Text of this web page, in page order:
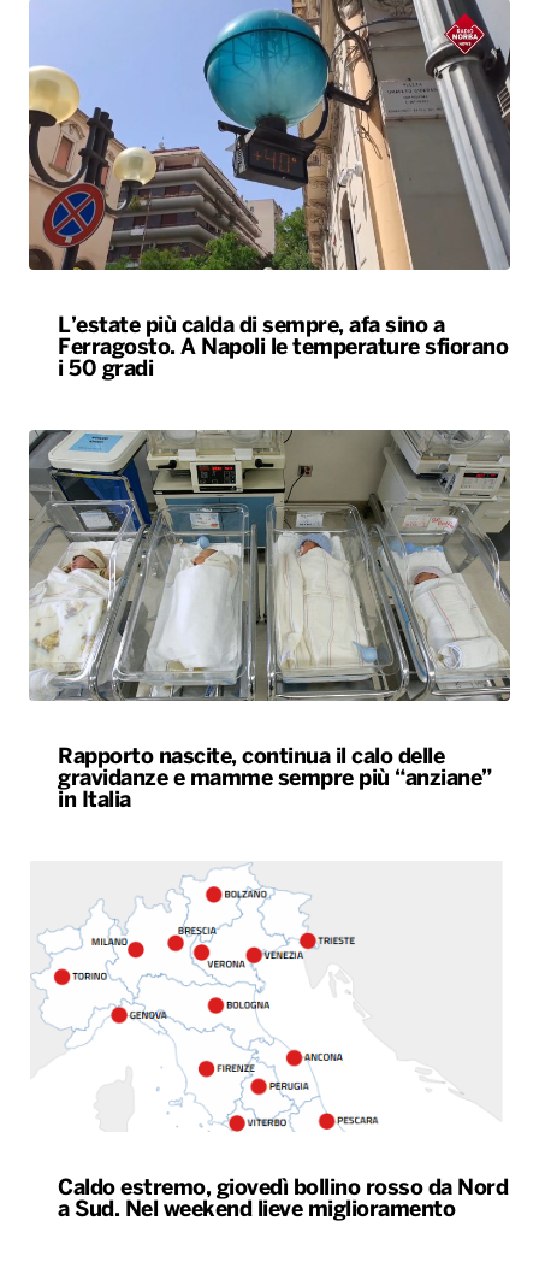
L’estate più calda di sempre, afa sino a
Ferragosto. A Napoli le temperature sfiorano
i 50 gradi
Rapporto nascite, continua il calo delle
gravidanze e mamme sempre più “anziane”
in Italia
Caldo estremo, giovedì bollino rosso da Nord
a Sud. Nel weekend lieve miglioramento